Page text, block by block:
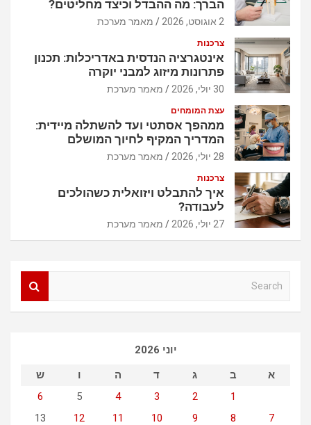
הברך: מה ההבדל וכיצד מחליטים?
2 אוגוסט, 2026 מאמר מערכת
צרכנות
אינטגרציה הנדסית באדריכלות: תכנון
פתרונות מיזוג למבני יוקרה
30 יולי, 2026 מאמר מערכת
עצת המומחים
ממהפך אסתטי ועד להשתלה מיידית:
המדריך המקיף לחיוך המושלם
28 יולי, 2026 מאמר מערכת
צרכנות
איך להתבלט ויזואלית כשהולכים
לעבודה?
27 יולי, 2026 מאמר מערכת
יוני 2026
א
ב ג ד ה ו ש
1
2
3
4
5
6
7
8
9
10
11
12
13